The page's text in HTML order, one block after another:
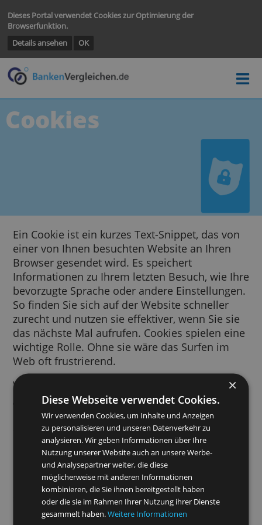
Dieses Portal verwendet Cookies zur Optimierung der
Browserfunktion.
Details ansehen OK
Cookies
Ein Cookie ist ein kurzes Text-Snippet, das
einer von Ihnen besuchten Website an
Browser gesendet wird. Es speichert
Informationen zu Ihrem letzten Besuch, wie
bevorzugte Sprache oder andere
So finden Sie sich auf der Website schneller
zurecht und nutzen sie effektiver, wenn Sie
das nächste Mal aufrufen. Cookies spielen
wichtige Rolle. Ohne sie wäre das Surfen im
Web oft frustrierend.
Wir verwenden Cookies für viele Zwecke.
greifen beispielsweise auf Cookies zurück,
Ihre SafeSearch-Einstellungen zu
Sie relevantere Anzeigen zu schalten,
Besucherzahlen pro Seite zu erfassen, Sie
der Anmeldung in unseren Diensten zu
Diese Webseite verwendet Cookies.
Wir verwenden Cookies, um Inhalte und Anzeigen
zu personalisieren und unseren Datenverkehr zu
analysieren. Wir geben Informationen über Ihre
Nutzung unserer Website auch an unsere Werbe-